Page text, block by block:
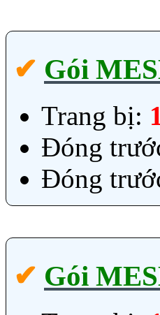
✔‎ Gói
Trang bị:
Đóng
Đóng
✔‎ Gói